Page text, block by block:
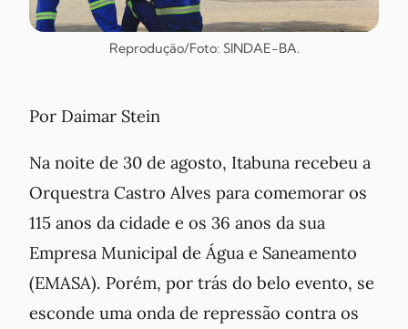
Reprodução/Foto: SINDAE-BA.
Por Daimar Stein
Na noite de 30 de agosto, Itabuna recebeu a
Orquestra Castro Alves para comemorar os
115 anos da cidade e os 36 anos da sua
Empresa Municipal de Água e Saneamento
(EMASA). Porém, por trás do belo evento, se
esconde uma onda de repressão contra os